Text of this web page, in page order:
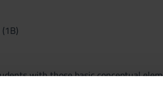
with those basic conceptual
the capacity to work with